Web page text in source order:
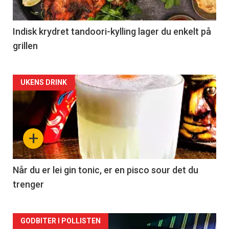
Indisk krydret tandoori-kylling lager du enkelt på
grillen
Forsiden
akkurat
nå
-
2
+
UKENS DRINK
Når du er lei gin tonic, er en pisco sour det du
trenger
Forsiden
GODBITER I POLLISTEN